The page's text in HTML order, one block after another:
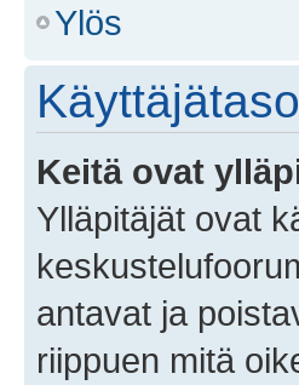
Ylös
Keitä ovat
Ylläpitäjät ovat
antavat ja
riippuen mitä